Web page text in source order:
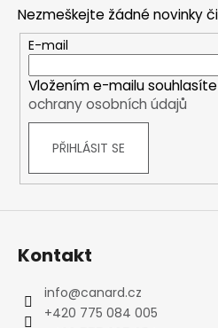
Nezmeškejte žádné novinky
E-mail
Vložením e-mailu
ochrany osobních údajů
PŘIHLÁSIT SE
Kontakt
info@canard.cz
+420 775 084 005